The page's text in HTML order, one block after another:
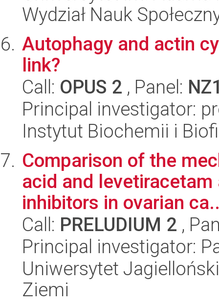
Wydział Nauk
Autophagy and actin
link?
Call: OPUS 2 , Panel:
Principal investigator:
Instytut Biochemii i
Comparison of the
acid and
inhibitors in ovarian
Call: PRELUDIUM 2 ,
Principal investigator:
Uniwersytet
Ziemi